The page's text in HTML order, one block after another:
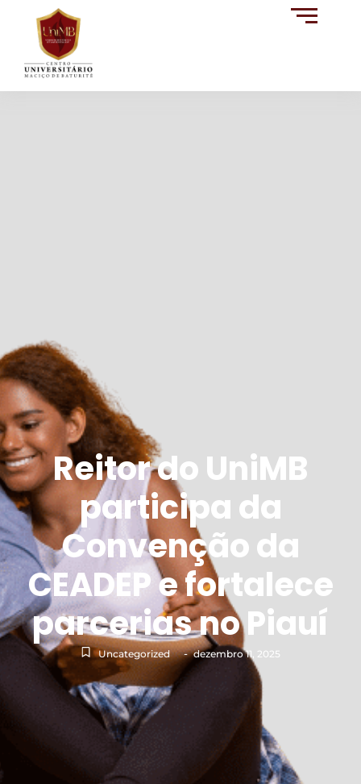
Reitor do UniMB
participa da
Convenção da
CEADEP e fortalece
parcerias no Piauí
Uncategorized - dezembro 11, 2025